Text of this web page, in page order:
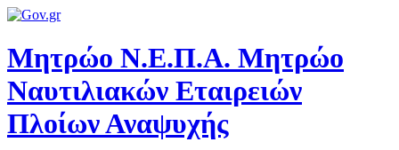
Μητρώο Ν.Ε.Π.Α. Μητρώο
Ναυτιλιακών Εταιρειών
Πλοίων Αναψυχής